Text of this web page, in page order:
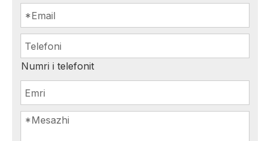
Numri i telefonit